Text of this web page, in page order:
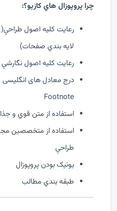
چرا پروپوزال هاي کازيو؟:
رعايت کليه اصول طراحي(
لايه بندي صفحات)
رعايت کليه اصول
درج معادل های انگلیسی
Footnote
استفاده از متن قوي و
استفاده از متخصصين
طراحي
يونيک بودن پروپوزال
طبقه بندي مطالب